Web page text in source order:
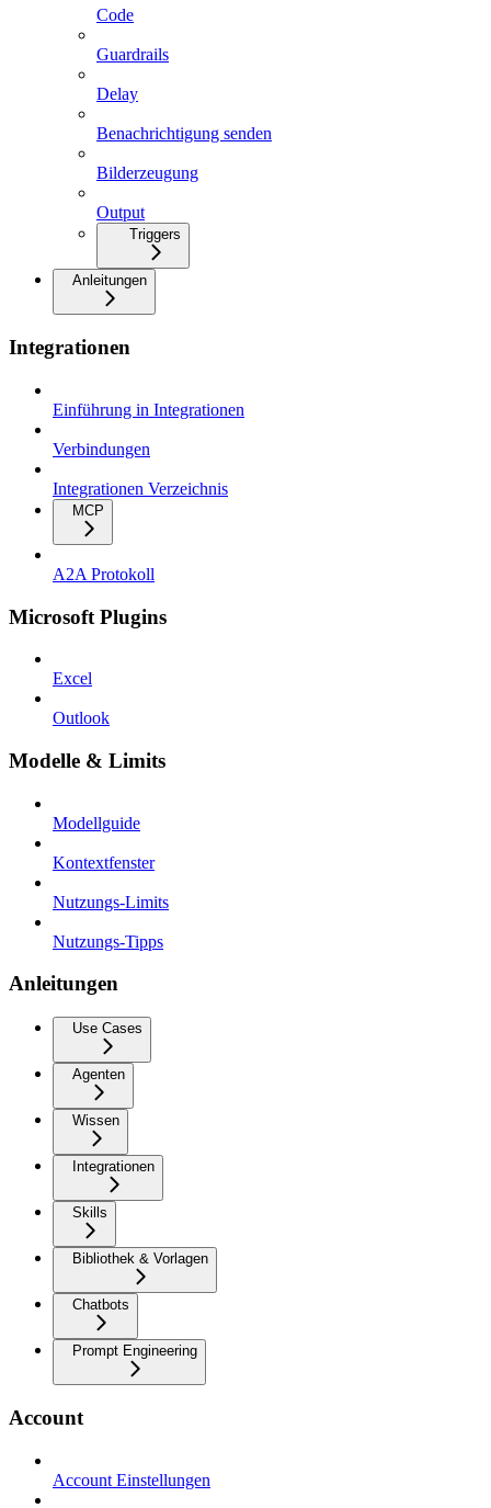
Code
Guardrails
Delay
Benachrichtigung senden
Bilderzeugung
Output
Triggers
Anleitungen
Integrationen
Einführung in Integrationen
Verbindungen
Integrationen Verzeichnis
MCP
A2A Protokoll
Microsoft Plugins
Excel
Outlook
Modelle & Limits
Modellguide
Kontextfenster
Nutzungs-Limits
Nutzungs-Tipps
Anleitungen
Use Cases
Agenten
Wissen
Integrationen
Skills
Bibliothek & Vorlagen
Chatbots
Prompt Engineering
Account
Account Einstellungen